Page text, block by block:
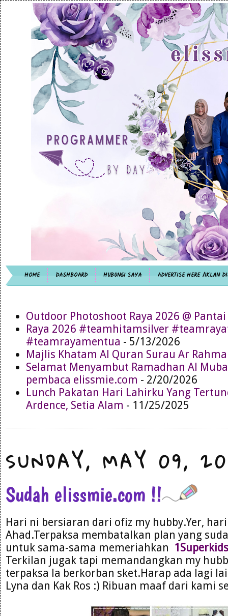
HOME DASHBOARD HUBUNGI SAYA ADVERTISE HERE /IKLAN
Outdoor Photoshoot Raya 2026 @ Pantai
Raya 2026 #teamhitamsilver
#teamrayamentua - 5/13/2026
Majlis Khatam Al Quran Surau Ar
Selamat Menyambut Ramadhan Al
pembaca elissmie.com - 2/20/2026
Lunch Pakatan Hari Lahirku Yang
Ardence, Setia Alam - 11/25/2025
SUNDAY, MAY 09,
Sudah elissmie.com !!
Hari ni bersiaran dari ofiz my hubby.Yer,
Ahad.Terpaksa membatalkan plan yang
untuk sama-sama memeriahkan
Terkilan jugak tapi memandangkan my
terpaksa la berkorban sket.Harap ada lagi
Lyna dan Kak Ros :) Ribuan maaf dari kami